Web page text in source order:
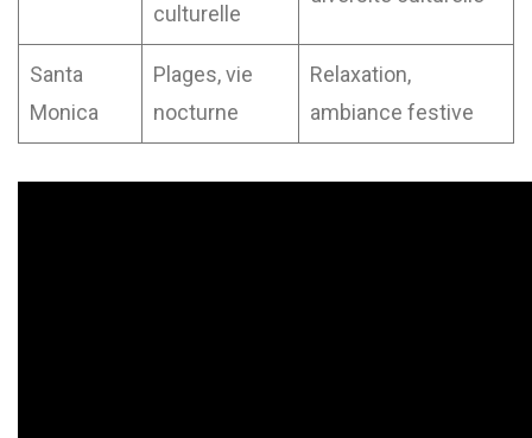
culturelle
Santa
Monica
Plages, vie
nocturne
Relaxation,
ambiance festive